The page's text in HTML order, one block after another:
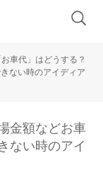
車代」はどうする？
ない時のアイディア
金額などお車
ない時のアイ